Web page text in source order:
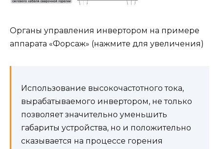
Органы управления инвертором на примере
аппарата «Форсаж» (нажмите для увеличения)
Использование высокочастотного тока,
вырабатываемого инвертором, не только
позволяет значительно уменьшить
габариты устройства, но и положительно
сказывается на процессе горения